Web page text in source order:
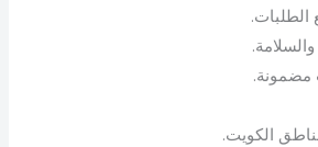
الطلبات.
والسلامة.
مضمونة.
الكويت.